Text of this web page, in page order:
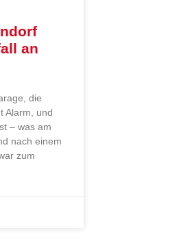
an
die
Alarm, und
– was am
nach einem
zum